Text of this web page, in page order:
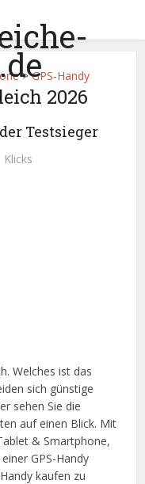
>GPS-Handy
2026
Testsieger
Klicks
Welches ist das
sich günstige
sehen Sie die
auf einen Blick. Mit
& Smartphone,
GPS-Handy
kaufen zu